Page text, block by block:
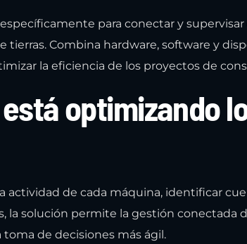
para conectar y supervisar
Combina hardware, software y
la eficiencia de los proyectos de
optimizando
actividad de cada máquina, identificar
la solución permite la gestión conectada
de decisiones más ágil.